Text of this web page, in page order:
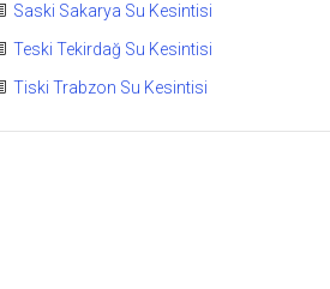
Saski Sakarya Su Kesintisi
Teski Tekirdağ Su Kesintisi
Tiski Trabzon Su Kesintisi